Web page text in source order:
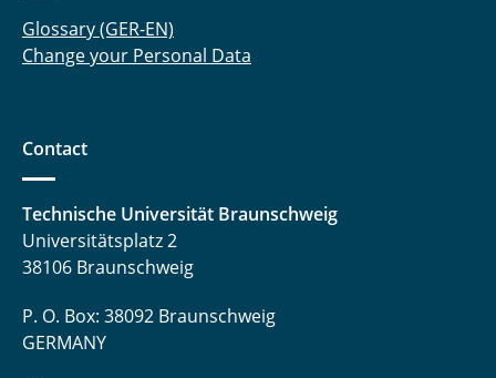
Glossary (GER-EN)
Change your Personal Data
Contact
Technische Universität Braunschweig
Universitätsplatz 2
38106 Braunschweig
P. O. Box: 38092 Braunschweig
GERMANY